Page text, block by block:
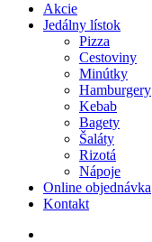
Akcie
Jedálny lístok
Pizza
Cestoviny
Minútky
Hamburgery
Kebab
Bagety
Šaláty
Rizotá
Nápoje
Online objednávka
Kontakt